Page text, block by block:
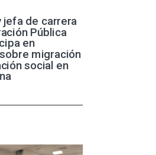
jefa de carrera
Pública
en
migración
social en